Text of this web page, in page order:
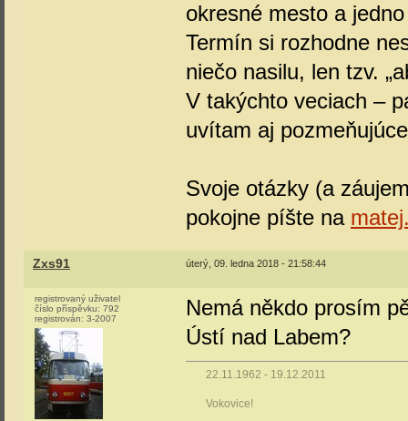
okresné mesto a
Termín si rozhodne
niečo nasilu, len tzv.
V takýchto veciach –
uvítam aj
Svoje otázky (a
pokojne píšte na
Zxs91 úterý, 09. ledna 2018 - 21:58:44
registrovaný uživatel
číslo příspěvku: 792
registrován: 3-2007
Nemá někdo prosím
Ústí nad Labem?
22.11.1962 - 19.12.2011
Vokovice!